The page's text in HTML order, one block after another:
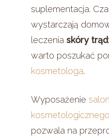
suplementacja.
wystarczają
leczenia skóry
warto poszukać
kosmetologa.
Wyposażenie
kosmetologicznego
pozwala na